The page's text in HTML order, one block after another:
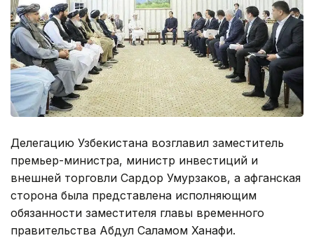
Делегацию Узбекистана возглавил заместитель
премьер-министра, министр инвестиций и
внешней торговли Сардор Умурзаков, а афганская
сторона была представлена исполняющим
обязанности заместителя главы временного
правительства Абдул Саламом Ханафи.